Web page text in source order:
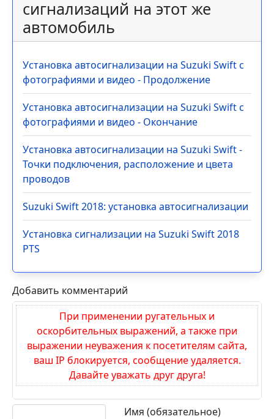
сигнализаций на этот же
автомобиль
Установка автосигнализации на Suzuki Swift с
фотографиями и видео - Продолжение
Установка автосигнализации на Suzuki Swift с
фотографиями и видео - Окончание
Установка автосигнализации на Suzuki Swift -
Точки подключения, расположение и цвета
проводов
Suzuki Swift 2018: установка автосигнализации
Установка сигнализации на Suzuki Swift 2018
PTS
Добавить комментарий
При применении ругательных и
оскорбительных выражений, а также при
выражении неуважения к посетителям сайта,
ваш IP блокируется, сообщение удаляется.
Давайте уважать друг друга!
Имя (обязательное)